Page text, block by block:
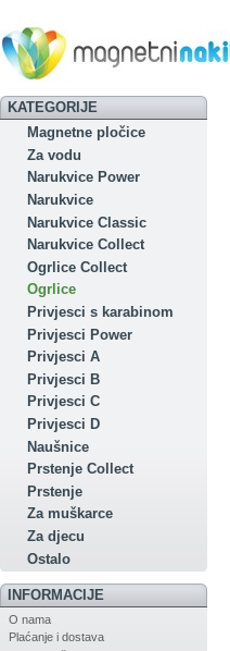
KATEGORIJE
Magnetne pločice
Za vodu
Narukvice Power
Narukvice
Narukvice Classic
Narukvice Collect
Ogrlice Collect
Ogrlice
Privjesci s karabinom
Privjesci Power
Privjesci A
Privjesci B
Privjesci C
Privjesci D
Naušnice
Prstenje Collect
Prstenje
Za muškarce
Za djecu
Ostalo
INFORMACIJE
O nama
Plaćanje i dostava